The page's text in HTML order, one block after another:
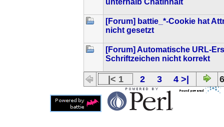
unterhalb Chatinhalt
[Forum] battie_*-Cookie hat
nicht gesetzt
[Forum] Automatische URL-
Schriftzeichen nicht korrekt
|< 1 2 3 4 >|